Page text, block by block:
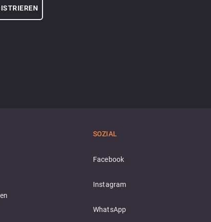
SOZIAL
Facebook
Instagram
WhatsApp